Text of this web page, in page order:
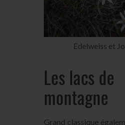
Edelweiss et
Les lacs de
montagne
Grand classique